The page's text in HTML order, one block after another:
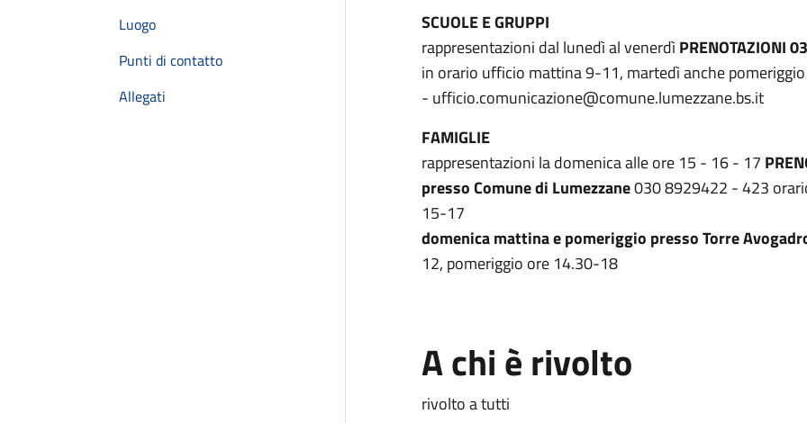
Luogo
Punti di contatto
Allegati
SCUOLE E GRUPPI
rappresentazioni dal lunedì al venerdìPRENOTAZIONI
in orario ufficio mattina 9-11, martedì anche
- ufficio.comunicazione@comune.lumezzane.bs.it
FAMIGLIE
rappresentazioni la domenica alle ore 15 - 16 - 17
presso Comune di Lumezzane030 8929422 - 423
15-17
domenica mattina e pomeriggio presso Torre
12, pomeriggio ore 14.30-18
A chi è rivolto
rivolto a tutti